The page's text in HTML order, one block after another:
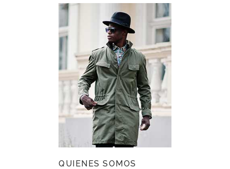
QUIENES SOMOS